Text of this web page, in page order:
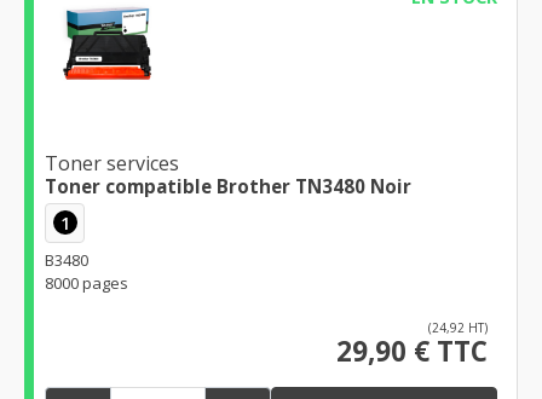
Toner services
Toner compatible Brother TN3480 Noir
1
B3480
8000 pages
(24,92 HT)
29,90 € TTC